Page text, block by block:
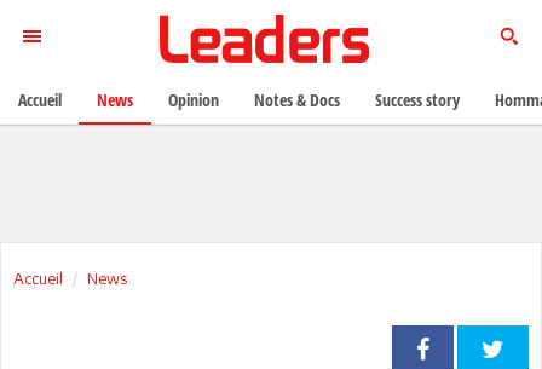
Accueil News
Accueil News Opinion Notes & Docs Success story